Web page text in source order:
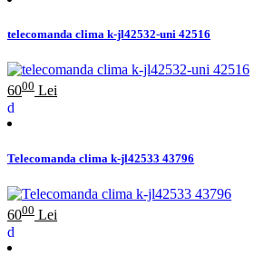
telecomanda clima k-jl42532-uni 42516
6000 Lei
Telecomanda clima k-jl42533 43796
6000 Lei